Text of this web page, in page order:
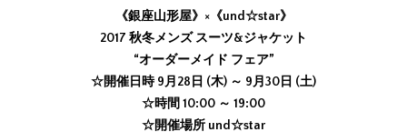
《銀座山形屋》×《und☆star》
2017 秋冬メンズ スーツ&ジャケット
“オーダーメイド フェア”
☆開催日時 9月28日 (木) ～ 9月30日 (土)
☆時間 10:00 ～ 19:00
☆開催場所 und☆star